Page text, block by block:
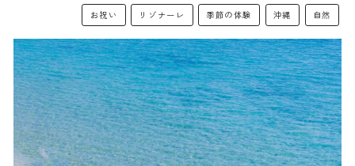
お祝い リゾナーレ 季節の体験 沖縄 自然